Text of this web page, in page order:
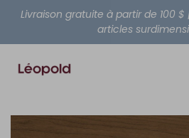
Livraison gratuite à partir de 100 $
articles